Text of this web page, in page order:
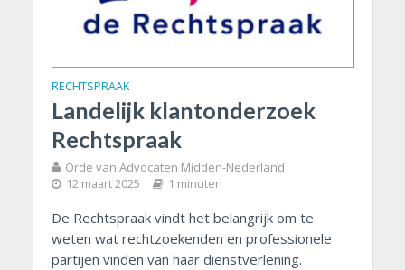
RECHTSPRAAK
Landelijk klantonderzoek
Rechtspraak
Orde van Advocaten Midden-Nederland
12 maart 2025 1 minuten
De Rechtspraak vindt het belangrijk om te
weten wat rechtzoekenden en professionele
partijen vinden van haar dienstverlening.